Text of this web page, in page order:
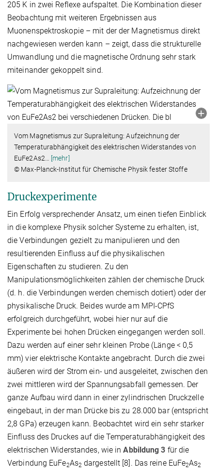
205 K in zwei Reflexe aufspaltet. Die Kombination dieser
Beobachtung mit weiteren Ergebnissen aus
Muonenspektroskopie – mit der der Magnetismus direkt
nachgewiesen werden kann – zeigt, dass die strukturelle
Umwandlung und die magnetische Ordnung sehr stark
miteinander gekoppelt sind.
Vom Magnetismus zur Supraleitung: Aufzeichnung der
Temperaturabhängigkeit des elektrischen Widerstandes von
EuFe2As2… [mehr]
© Max-Planck-Institut für Chemische Physik fester Stoffe
Druckexperimente
Ein Erfolg versprechender Ansatz, um einen tiefen Einblick
in die komplexe Physik solcher Systeme zu erhalten, ist,
die Verbindungen gezielt zu manipulieren und den
resultierenden Einfluss auf die physikalischen
Eigenschaften zu studieren. Zu den
Manipulationsmöglichkeiten zählen der chemische Druck
(d. h. die Verbindungen werden chemisch dotiert) oder der
physikalische Druck. Beides wurde am MPI-CPfS
erfolgreich durchgeführt, wobei hier nur auf die
Experimente bei hohen Drücken eingegangen werden soll.
Dazu werden auf einer sehr kleinen Probe (Länge < 0,5
mm) vier elektrische Kontakte angebracht. Durch die zwei
äußeren wird der Strom ein- und ausgeleitet, zwischen den
zwei mittleren wird der Spannungsabfall gemessen. Der
ganze Aufbau wird dann in einer zylindrischen Druckzelle
eingebaut, in der man Drücke bis zu 28.000 bar (entspricht
2,8 GPa) erzeugen kann. Beobachtet wird ein sehr starker
Einfluss des Druckes auf die Temperaturabhängigkeit des
elektrischen Widerstandes, wie inAbbildung 3 für die
Verbindung EuFe2As2 dargestellt [8]. Das reine EuFe2As2